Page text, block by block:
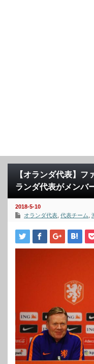
【オランダ代表】フ
ランダ代表がメンバ
2018-5-10
オランダ代表 代表チーム